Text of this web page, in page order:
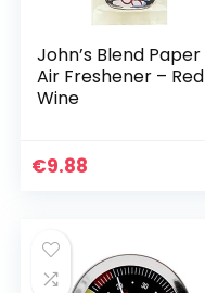
John’s Blend Paper
Air Freshener – Red
Wine
€9.88